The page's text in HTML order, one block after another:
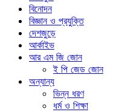
বিনোদন
বিজ্ঞান ও প্রযুক্তি
দেশজুড়ে
আর্কাইভ
আর এম জি জোন
ই পি জেড জোন
অন্যান্য
ভিন্ন ধরণ
ধর্ম ও শিক্ষা